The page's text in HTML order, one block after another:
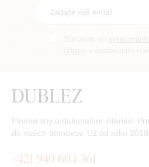
Plníme sny o dokonalom interiéri.
do vašich domovov. Už od roku 2018
+421 940 604 361